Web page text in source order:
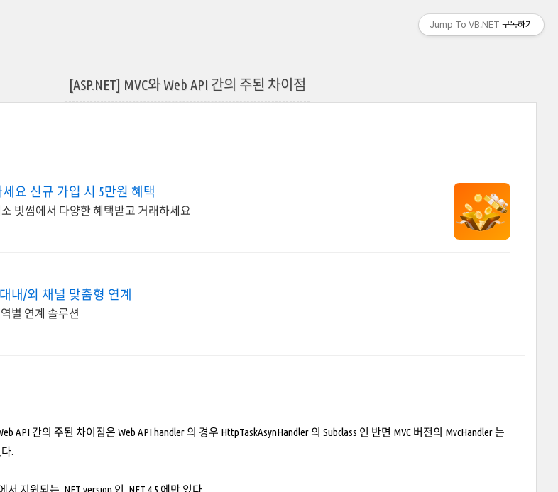
[ASP.NET] MVC와 Web API 간의 주된 차이점
요 신규 가입 시 5만원 혜택
빗썸에서 다양한 혜택받고 거래하세요
내/외 채널 맞춤형 연계
별 연계 솔루션
API 간의 주된 차이점은 Web API handler 의 경우 HttpTaskAsynHandler 의 Subclass 인 반면 MVC 버전의 MvcHandler 는
.
서 지원되는 .NET version 인 .NET 4.5 에만 있다.
Jump To VB.NET 구독하기